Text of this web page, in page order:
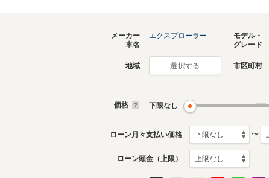
生産モデル
エクスプローラーのカタログを見る
メーカー
車名
エクスプローラー
モデル・
グレード
地域 選択する 市区町村
価格 下限なし
ローン月々支払い価格 〜
ローン頭金（上限）